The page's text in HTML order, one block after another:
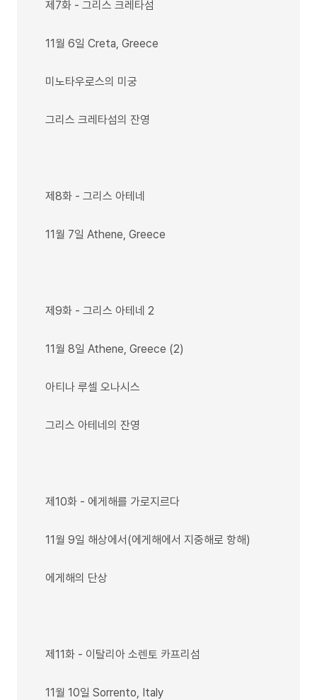
제7화 - 그리스 크레타섬
11월 6일 Creta, Greece
미노타우로스의 미궁
그리스 크레타섬의 잔영
제8화 - 그리스 아테네
11월 7일 Athene, Greece
제9화 - 그리스 아테네 2
11월 8일 Athene, Greece (2)
아티나 루셀 오나시스
그리스 아테네의 잔영
제10화 - 에게해를 가로지르다
11월 9일 해상에서(에게해에서 지중해로 항해)
에게해의 단상
제11화 - 이탈리아 소렌토 카프리섬
11월 10일 Sorrento, Italy